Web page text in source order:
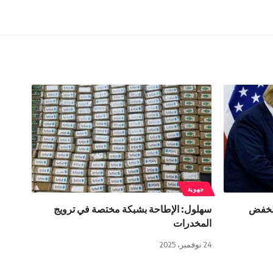
لخفض
جهوية
سهلول: الإطاحة بشبكة مختصة في ترويج
المخدرات
24 نوفمبر، 2025